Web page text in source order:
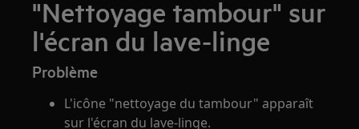
"Nettoyage tambour" sur
l'écran du lave-linge
Problème
L'icône "nettoyage du tambour" apparaît
sur l'écran du lave-linge.